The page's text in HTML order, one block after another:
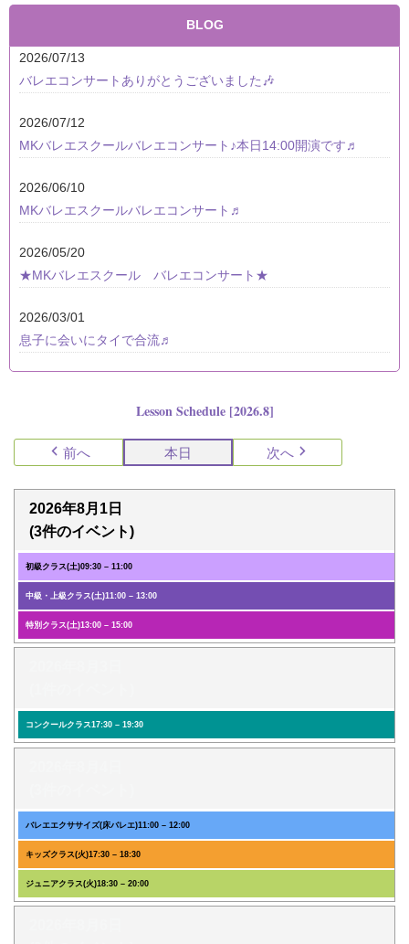
BLOG
2026/07/13
バレエコンサートありがとうございました🎶
2026/07/12
MKバレエスクールバレエコンサート♪本日14:00開演です♬
2026/06/10
MKバレエスクールバレエコンサート♬
2026/05/20
★MKバレエスクール バレエコンサート★
2026/03/01
息子に会いにタイで合流♬
Lesson Schedule [2026.8]
前へ 本日 次へ
2026年8月1日
(3件のイベント)
初級クラス(土)09:30 – 11:00
中級・上級クラス(土)11:00 – 13:00
特別クラス(土)13:00 – 15:00
コンクールクラス17:30 – 19:30
バレエエクササイズ(床バレエ)11:00 – 12:00
キッズクラス(火)17:30 – 18:30
ジュニアクラス(火)18:30 – 20:00